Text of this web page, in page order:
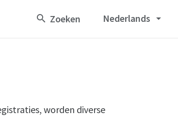
Nederlands arrow_drop_down
worden diverse